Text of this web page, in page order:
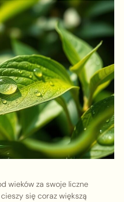
wieków za swoje liczne
się coraz większą